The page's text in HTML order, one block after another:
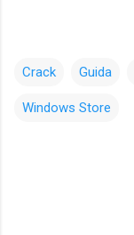
Crack Guida
Windows Store